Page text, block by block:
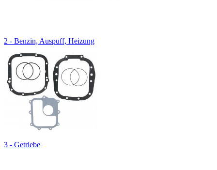
2 - Benzin, Auspuff, Heizung
3 - Getriebe